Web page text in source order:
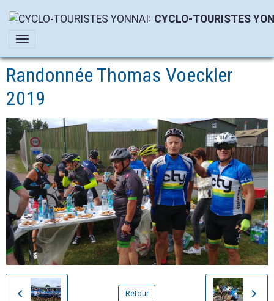
CYCLO-TOURISTES
Randonnée Thomas Voeckler
2019
Retour